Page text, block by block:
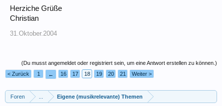
Herziche Grüße
Christian
31.Oktober.2004
(Du musst angemeldet oder registriert sein, um eine Antwort erstellen zu können.)
< Zurück
1 ← 16 17 18 19 20 21 Weiter >
Foren Eigene (musikrelevante) Themen